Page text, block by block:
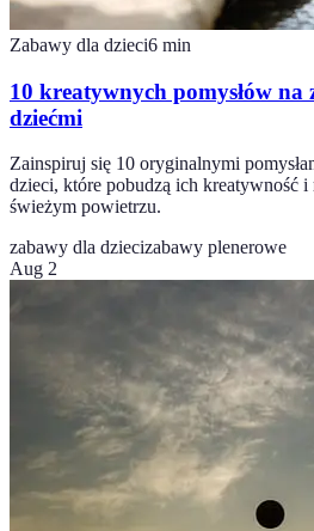
Zabawy dla dzieci6 min
10 kreatywnych pomysłów na
dziećmi
Zainspiruj się 10 oryginalnymi
dzieci, które pobudzą ich kreatywność i
świeżym powietrzu.
zabawy dla dziecizabawy plenerowe
Aug 2